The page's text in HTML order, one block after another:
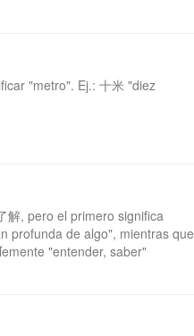
"metro". Ej.: 十米 "diez
解, pero el primero significa
profunda de algo", mientras que
"entender, saber"